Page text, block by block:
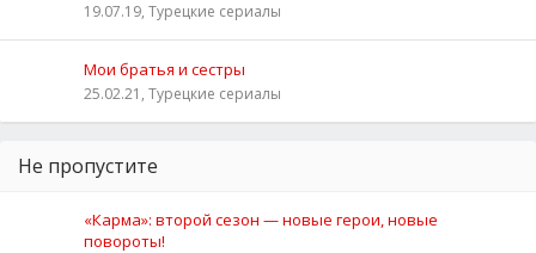
19.07.19, Турецкие сериалы
Мои братья и сестры
25.02.21, Турецкие сериалы
Не пропустите
«Карма»: второй сезон — новые герои, новые
повороты!